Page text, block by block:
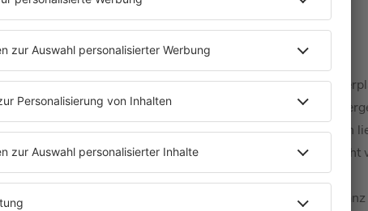
Folge 309 | 11.11.2024 | 60:53
HAPE KERKELING
Telefonate mit Katzen, Hupen im Auto und sein
darüber spricht Hape Kerkeling mit Barbara
erzählt, wieso das viele Kaffeetrinken an seinen Genen
und mit welcher Persönlichkeit er gerne mal vertauscht
Wie Hape Kerkeling fast zum italienischen Fernsehen
gekommen ist und wieso er seinen 30. Geburtstag ganz